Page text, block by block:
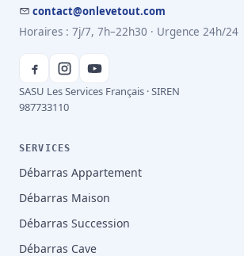
contact@onlevetout.com
Horaires : 7j/7, 7h–22h30 · Urgence 24h/24
SASU Les Services Français · SIREN
987733110
SERVICES
Débarras Appartement
Débarras Maison
Débarras Succession
Débarras Cave